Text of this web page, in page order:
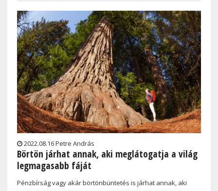
2022.08.16 Petre András
Börtön járhat annak, aki meglátogatja a világ
legmagasabb fáját
Pénzbírság vagy akár börtönbüntetés is járhat annak, aki